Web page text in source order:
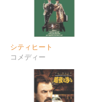
シティヒート
コメディー